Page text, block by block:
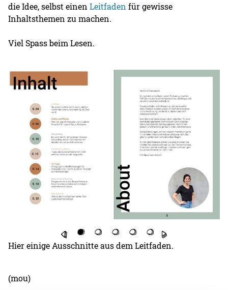
die Idee, selbst einenLeitfaden für gewisse
Inhaltsthemen zu machen.
Viel Spass beim Lesen.
Hier einige Ausschnitte aus dem Leitfaden.
(mou)